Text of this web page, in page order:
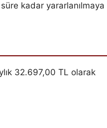
kadar yararlanılmaya
32.697,00 TL olarak